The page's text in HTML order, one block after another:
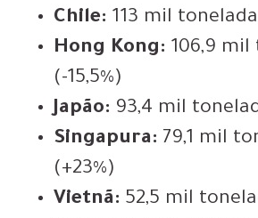
Chile: 113 mil
Hong Kong: 106,9 mil
(-15,5%)
Japão: 93,4 mil
Singapura: 79,1 mil
(+23%)
Vietnã: 52,5 mil